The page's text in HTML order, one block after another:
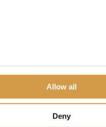
Allow all
Deny